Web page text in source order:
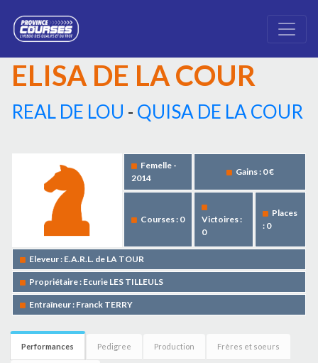
ELISA DE LA COUR
REAL DE LOU - QUISA DE LA COUR
Femelle -
2014
Gains : 0 €
Courses : 0
Victoires :
0
Places
: 0
Eleveur : E.A.R.L. de LA TOUR
Propriétaire : Ecurie LES TILLEULS
Entraîneur : Franck TERRY
Performances Pedigree Production Frères et soeurs